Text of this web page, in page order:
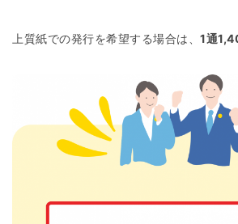
上質紙での発行を希望する場合は、 1通